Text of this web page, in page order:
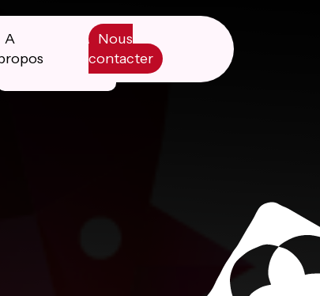
A
Nous
contacter